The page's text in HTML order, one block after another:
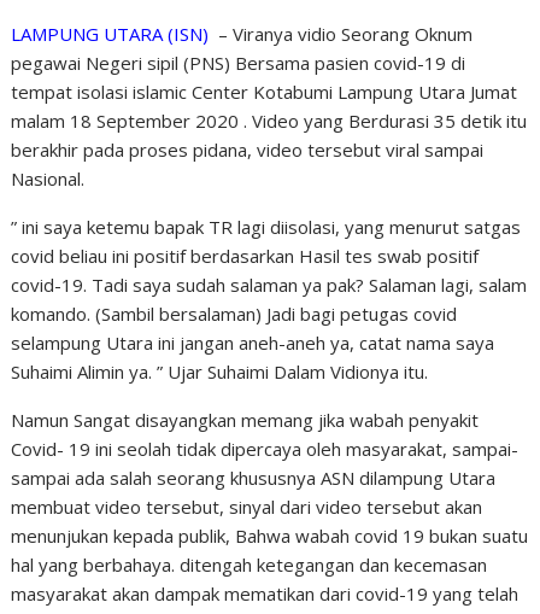
LAMPUNG UTARA (ISN) – Viranya vidio Seorang Oknum
pegawai Negeri sipil (PNS) Bersama pasien covid-19 di
tempat isolasi islamic Center Kotabumi Lampung Utara Jumat
malam 18 September 2020 . Video yang Berdurasi 35 detik itu
berakhir pada proses pidana, video tersebut viral sampai
Nasional.
” ini saya ketemu bapak TR lagi diisolasi, yang menurut satgas
covid beliau ini positif berdasarkan Hasil tes swab positif
covid-19. Tadi saya sudah salaman ya pak? Salaman lagi, salam
komando. (Sambil bersalaman) Jadi bagi petugas covid
selampung Utara ini jangan aneh-aneh ya, catat nama saya
Suhaimi Alimin ya. ” Ujar Suhaimi Dalam Vidionya itu.
Namun Sangat disayangkan memang jika wabah penyakit
Covid- 19 ini seolah tidak dipercaya oleh masyarakat, sampai-
sampai ada salah seorang khususnya ASN dilampung Utara
membuat video tersebut, sinyal dari video tersebut akan
menunjukan kepada publik, Bahwa wabah covid 19 bukan suatu
hal yang berbahaya. ditengah ketegangan dan kecemasan
masyarakat akan dampak mematikan dari covid-19 yang telah